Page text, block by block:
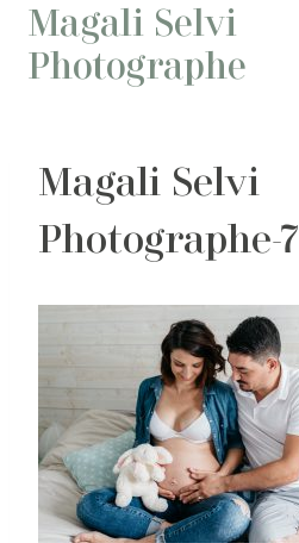
Aller
contenu
Magali Selvi
Photographe
Magali Selvi
Photographe-7